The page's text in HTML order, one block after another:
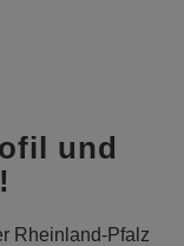
und
Rheinland-Pfalz